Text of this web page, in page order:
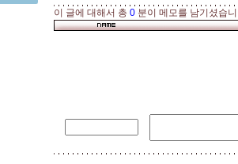
이 글에 대해서 총 0 분이 메모를 남기셨습